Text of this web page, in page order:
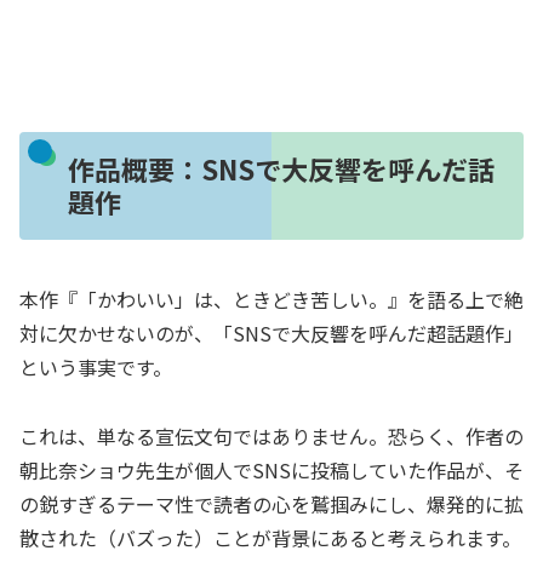
作品概要：SNSで大反響を呼んだ話
題作
本作『「かわいい」は、ときどき苦しい。』を語る上で絶
対に欠かせないのが、「SNSで大反響を呼んだ超話題作」
という事実です。
これは、単なる宣伝文句ではありません。恐らく、作者の
朝比奈ショウ先生が個人でSNSに投稿していた作品が、そ
の鋭すぎるテーマ性で読者の心を鷲掴みにし、爆発的に拡
散された（バズった）ことが背景にあると考えられます。